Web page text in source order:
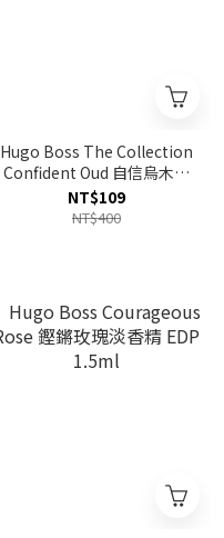
Hugo Boss The Collection
Confident Oud 自信烏木淡
香精 EDP 1.5ml
NT$109
NT$400